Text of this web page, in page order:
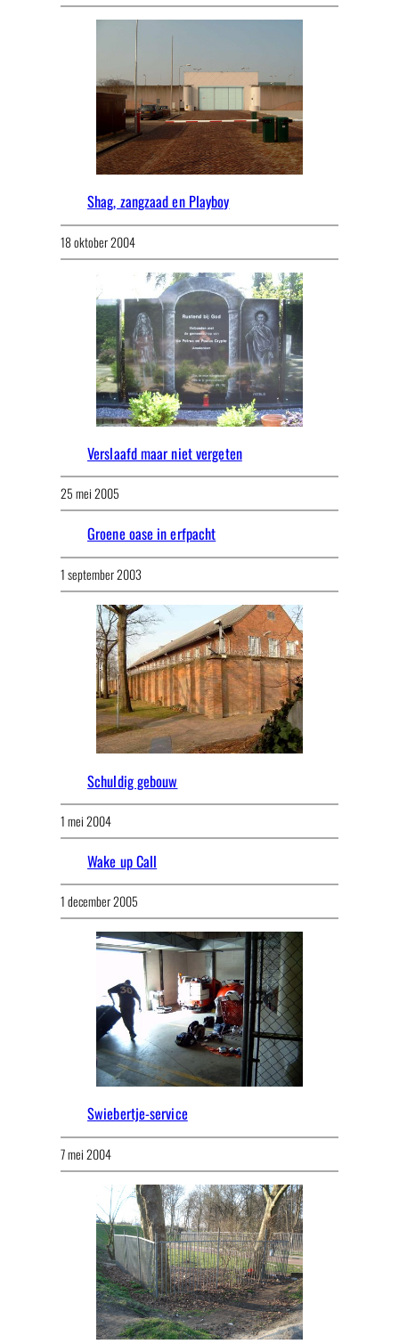
Shag, zangzaad en Playboy
18 oktober 2004
Verslaafd maar niet vergeten
25 mei 2005
Groene oase in erfpacht
1 september 2003
Schuldig gebouw
1 mei 2004
Wake up Call
1 december 2005
Swiebertje-service
7 mei 2004